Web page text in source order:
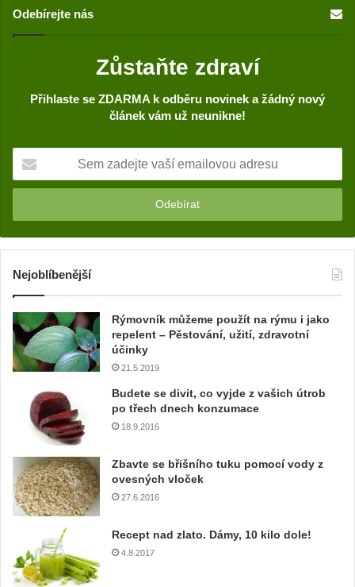
Odebírejte nás
Zůstaňte zdraví
Přihlaste se ZDARMA k odběru novinek a žádný nový
článek vám už neunikne!
m
a
d
j
v
a
š
í
l
v
o
d
r
Nejoblíbenější
Rýmovník můžeme použít na rýmu i jako
repelent – Pěstování, užití, zdravotní
účinky
21.5.2019
Budete se divit, co vyjde z vašich útrob
po třech dnech konzumace
18.9.2016
Zbavte se břišního tuku pomocí vody z
ovesných vloček
27.6.2016
Recept nad zlato. Dámy, 10 kilo dole!
4.8.2017